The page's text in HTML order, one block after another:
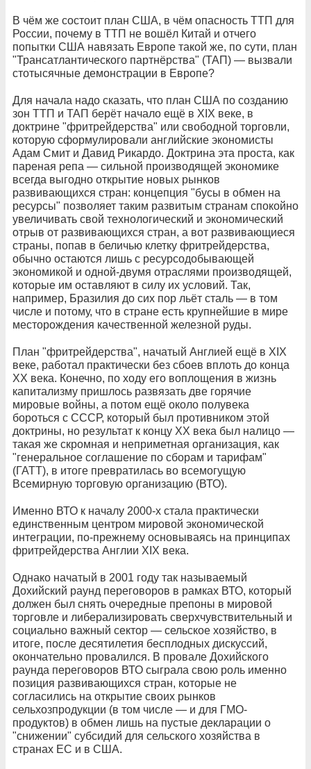
В чём же состоит план США, в чём опасность ТТП для
России, почему в ТТП не вошёл Китай и отчего
попытки США навязать Европе такой же, по сути, план
"Трансатлантического партнёрства" (ТАП) — вызвали
стотысячные демонстрации в Европе?
Для начала надо сказать, что план США по созданию
зон ТТП и ТАП берёт начало ещё в XIX веке, в
доктрине "фритрейдерства" или свободной торговли,
которую сформулировали английские экономисты
Адам Смит и Давид Рикардо. Доктрина эта проста, как
пареная репа — сильной производящей экономике
всегда выгодно открытие новых рынков
развивающихся стран: концепция "бусы в обмен на
ресурсы" позволяет таким развитым странам спокойно
увеличивать свой технологический и экономический
отрыв от развивающихся стран, а вот развивающиеся
страны, попав в беличью клетку фритрейдерства,
обычно остаются лишь с ресурсодобывающей
экономикой и одной-двумя отраслями производящей,
которые им оставляют в силу их условий. Так,
например, Бразилия до сих пор льёт сталь — в том
числе и потому, что в стране есть крупнейшие в мире
месторождения качественной железной руды.
План "фритрейдерства", начатый Англией ещё в XIX
веке, работал практически без сбоев вплоть до конца
XX века. Конечно, по ходу его воплощения в жизнь
капитализму пришлось развязать две горячие
мировые войны, а потом ещё около полувека
бороться с СССР, который был противником этой
доктрины, но результат к концу ХХ века был налицо —
такая же скромная и неприметная организация, как
"генеральное соглашение по сборам и тарифам"
(ГАТТ), в итоге превратилась во всемогущую
Всемирную торговую организацию (ВТО).
Именно ВТО к началу 2000-х стала практически
единственным центром мировой экономической
интеграции, по-прежнему основываясь на принципах
фритрейдерства Англии XIX века.
Однако начатый в 2001 году так называемый
Дохийский раунд переговоров в рамках ВТО, который
должен был снять очередные препоны в мировой
торговле и либерализировать сверхчувствительный и
социально важный сектор — сельское хозяйство, в
итоге, после десятилетия бесплодных дискуссий,
окончательно провалился. В провале Дохийского
раунда переговоров ВТО сыграла свою роль именно
позиция развивающихся стран, которые не
согласились на открытие своих рынков
сельхозпродукции (в том числе — и для ГМО-
продуктов) в обмен лишь на пустые декларации о
"снижении" субсидий для сельского хозяйства в
странах ЕС и в США.